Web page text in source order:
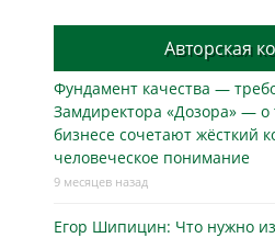
Авторская
Фундамент качества —
Замдиректора «Дозора» — о
бизнесe сочетают жёсткий
человеческое понимание
9 месяцев назад
Егор Шипицин: Что нужно